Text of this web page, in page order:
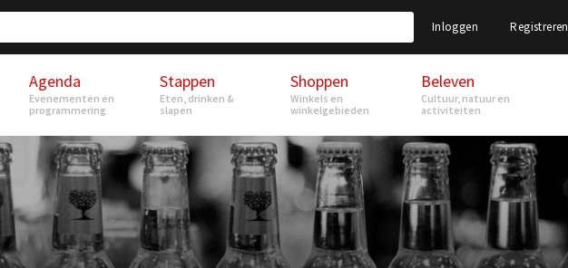
Inloggen Registreren
Agenda
Evenementen en
programmering
Stappen
Eten, drinken &
slapen
Shoppen
Winkels en
winkelgebieden
Beleven
Cultuur, natuur en
activiteiten